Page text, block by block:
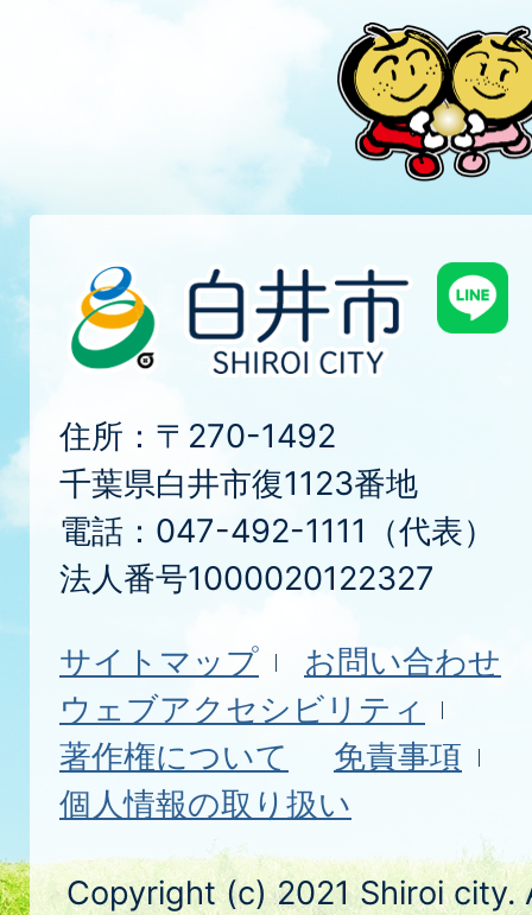
住所：〒270-1492
千葉県白井市復1123番地
電話：047-492-1111（代表）
法人番号1000020122327
サイトマップ
お問い合わせ
ウェブアクセシビリティ
著作権について
免責事項
個人情報の取り扱い
Copyright (c) 2021 Shiroi city.